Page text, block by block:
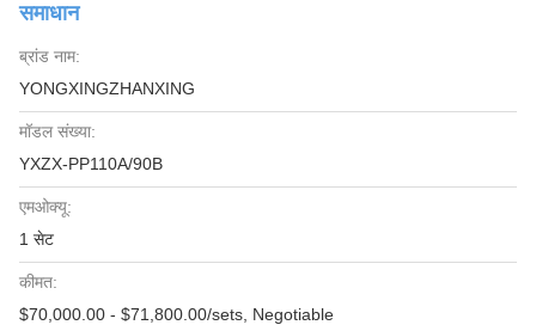
समाधान
ब्रांड नाम:
YONGXINGZHANXING
मॉडल संख्या:
YXZX-PP110A/90B
एमओक्यू:
1 सेट
कीमत:
$70,000.00 - $71,800.00/sets, Negotiable